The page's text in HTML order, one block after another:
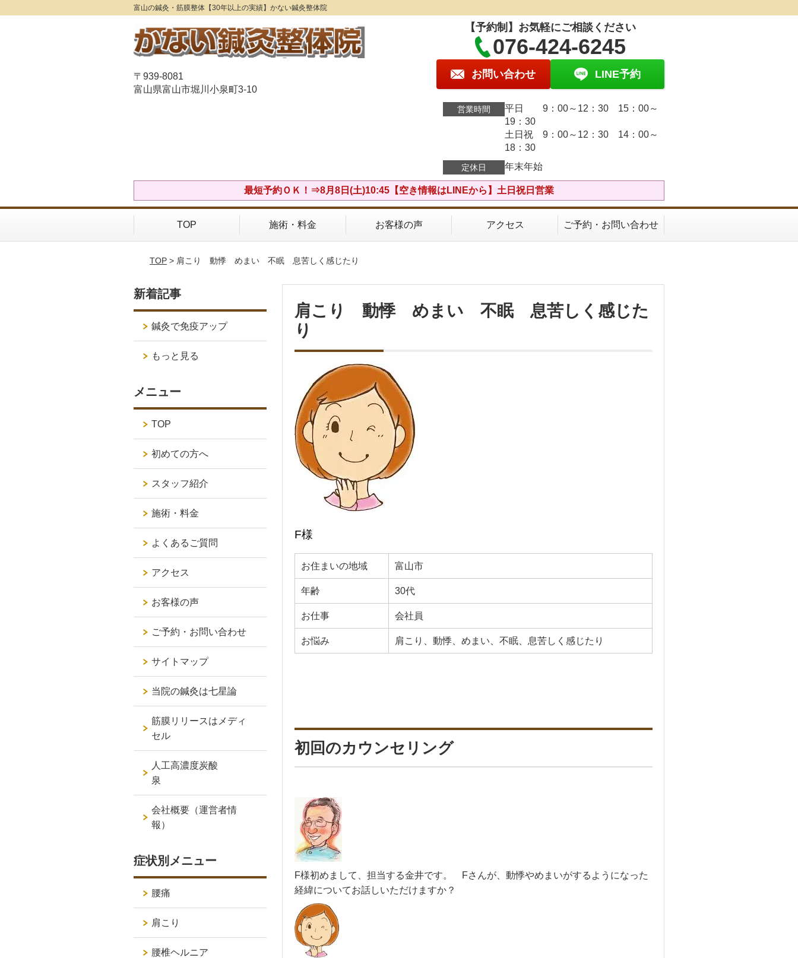
富山の鍼灸・筋膜整体【30年以上の実績】かない鍼灸整体院
〒939-8081
富山県富山市堀川小泉町3-10
【予約制】お気軽にご相談ください
076-424-6245
お問い合わせ LINE予約
営業時間
平日 9：00～12：30 15：00～
19：30
土日祝 9：00～12：30 14：00～
18：30
定休日 年末年始
最短予約ＯＫ！⇒8月8日(土)10:45【空き情報はLINEから】土日祝日営業
TOP 施術・料金 お客様の声 アクセス ご予約・お問い合わせ
TOP> 肩こり 動悸 めまい 不眠 息苦しく感じたり
肩こり 動悸 めまい 不眠 息苦しく感じた
り
F様
お住まいの地域 富山市
年齢 30代
お仕事 会社員
お悩み 肩こり、動悸、めまい、不眠、息苦しく感じたり
初回のカウンセリング
F様初めまして、担当する金井です。 Fさんが、動悸やめまいがするようになった
経緯についてお話しいただけますか？
新着記事
鍼灸で免疫アップ
もっと見る
メニュー
TOP
初めての方へ
スタッフ紹介
施術・料金
よくあるご質問
アクセス
お客様の声
ご予約・お問い合わせ
サイトマップ
当院の鍼灸は七星論
筋膜リリースはメディ
セル
人工高濃度炭酸
泉
会社概要（運営者情
報）
症状別メニュー
腰痛
肩こり
腰椎ヘルニア